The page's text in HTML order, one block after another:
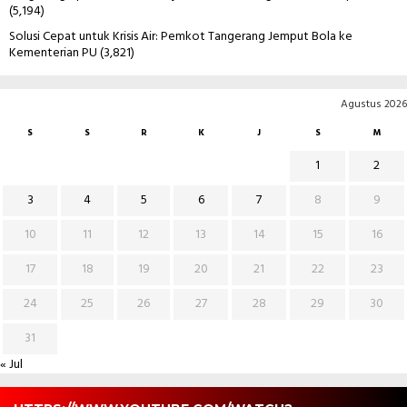
(5,194)
Solusi Cepat untuk Krisis Air: Pemkot Tangerang Jemput Bola ke
Kementerian PU(3,821)
Agustus 2026
S S R K J S M
1
2
3
4 5 6 7 8
9
10
11 12 13 14 15
16
17
18 19 20 21 22
23
24
25 26 27 28 29
30
31
« Jul